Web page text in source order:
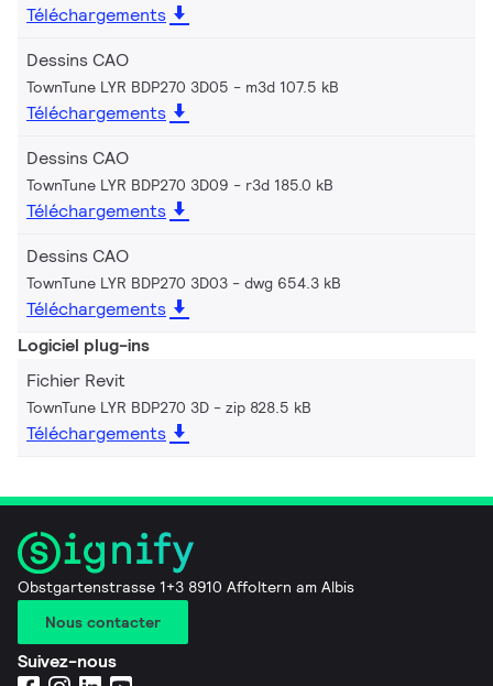
Téléchargements
Dessins CAO
TownTune LYR BDP270 3D05 m3d 107.5 kB
Téléchargements
Dessins CAO
TownTune LYR BDP270 3D09 r3d 185.0 kB
Téléchargements
Dessins CAO
TownTune LYR BDP270 3D03 dwg 654.3 kB
Téléchargements
Logiciel plug-ins
Fichier Revit
TownTune LYR BDP270 3D zip 828.5 kB
Téléchargements
Obstgartenstrasse 1+3 8910 Affoltern am Albis
Nous contacter
Suivez-nous